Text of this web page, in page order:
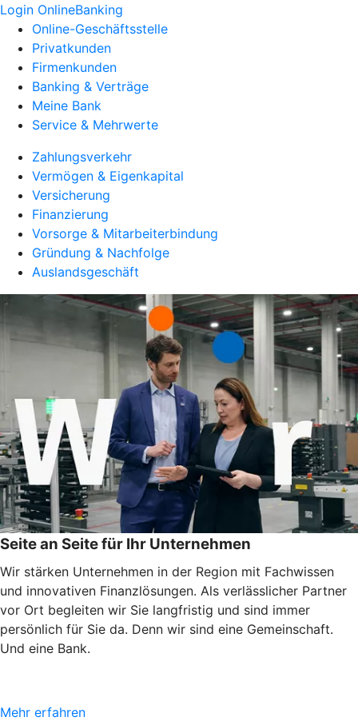
Login OnlineBanking
Online-Geschäftsstelle
Privatkunden
Firmenkunden
Banking & Verträge
Meine Bank
Service & Mehrwerte
Zahlungsverkehr
Vermögen & Eigenkapital
Versicherung
Finanzierung
Vorsorge & Mitarbeiterbindung
Gründung & Nachfolge
Auslandsgeschäft
Seite an Seite für Ihr Unternehmen
Wir stärken Unternehmen in der Region mit Fachwissen
und innovativen Finanzlösungen. Als verlässlicher Partner
vor Ort begleiten wir Sie langfristig und sind immer
persönlich für Sie da. Denn wir sind eine Gemeinschaft.
Und eine Bank.
Mehr erfahren